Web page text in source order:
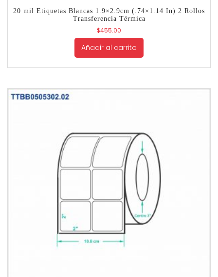
20 mil Etiquetas Blancas 1.9×2.9cm (.74×1.14 In) 2 Rollos
Transferencia Térmica
$455.00
Añadir al carrito